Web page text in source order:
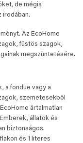
de mégis
irodában.
Az EcoHome
füstös szagok,
megszüntetésére.
a fondue vagy a
szemetesekből
ártalmatlan
állatok és
biztonságos.
és 1 literes